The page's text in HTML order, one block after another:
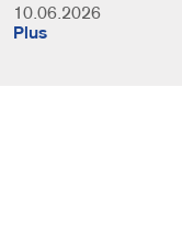
10.06.2026
Plus